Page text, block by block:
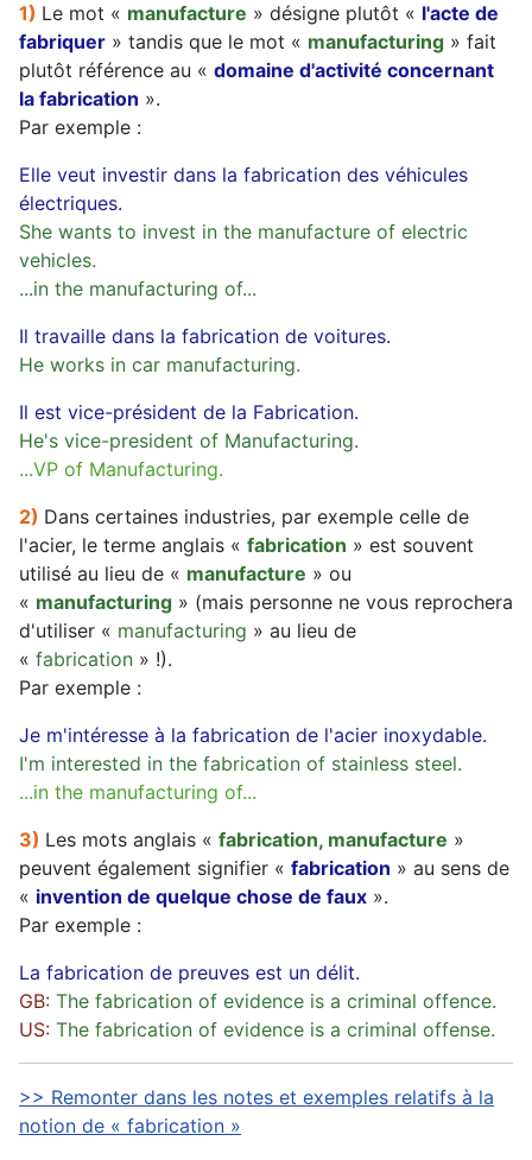
1) Le mot « manufacture » désigne plutôt « l'acte de
fabriquer » tandis que le mot « manufacturing » fait
plutôt référence au « domaine d'activité concernant
la fabrication ».
Par exemple :
Elle veut investir dans la fabrication des véhicules
électriques.
She wants to invest in the manufacture of electric
vehicles.
...in the manufacturing of...
Il travaille dans la fabrication de voitures.
He works in car manufacturing.
Il est vice-président de la Fabrication.
He's vice-president of Manufacturing.
...VP of Manufacturing.
2) Dans certaines industries, par exemple celle de
l'acier, le terme anglais « fabrication » est souvent
utilisé au lieu de « manufacture » ou
« manufacturing » (mais personne ne vous reprochera
d'utiliser « manufacturing » au lieu de
« fabrication » !).
Par exemple :
Je m'intéresse à la fabrication de l'acier inoxydable.
I'm interested in the fabrication of stainless steel.
...in the manufacturing of...
3) Les mots anglais « fabrication, manufacture »
peuvent également signifier « fabrication » au sens de
« invention de quelque chose de faux ».
Par exemple :
La fabrication de preuves est un délit.
GB: The fabrication of evidence is a criminal offence.
US: The fabrication of evidence is a criminal offense.
>> Remonter dans les notes et exemples relatifs à la
notion de « fabrication »